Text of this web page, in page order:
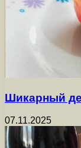
Шикарный
07.11.2025